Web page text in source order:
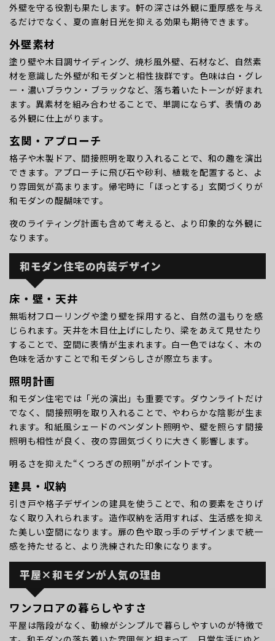
外壁を守る役割も果たします。軒の深さは外観に重厚感を与え
るだけでなく、夏の直射日光を抑える効果も期待できます。
外壁素材
塗り壁や木目調サイディング、焼杉風外壁、石材など、自然素
材を意識した外壁が和モダンと相性抜群です。色味は白・グレ
ー・濃いブラウン・ブラックなど、落ち着いたトーンが好まれ
ます。異素材を組み合わせることで、単調にならず、表情のあ
る外観に仕上がります。
玄関・アプローチ
格子や木製ドア、間接照明を取り入れることで、和の趣を演出
できます。アプローチに飛び石や砂利、植栽を配置すると、よ
り雰囲気が高まります。帰宅時に「ほっとする」玄関づくりが
和モダンの醍醐味です。
夜のライティング計画も含めて考えると、より印象的な外観に
なります。
和モダン住宅の内装デザイン
床・壁・天井
無垢材フローリングや塗り壁を採用すると、自然の温もりを感
じられます。天井を木目仕上げにしたり、梁をあえて見せたり
することで、空間に表情が生まれます。白一色ではなく、木の
色味を活かすことで和モダンらしさが際立ちます。
照明計画
和モダン住宅では「光の演出」も重要です。ダウンライトだけ
でなく、間接照明を取り入れることで、やわらかな陰影が生ま
れます。和紙風シェードのペンダント照明や、壁を照らす間接
照明も相性が良く、夜の雰囲気づくりに大きく影響します。
明るさを抑えた“くつろぎの照明”がポイントです。
建具・収納
引き戸や格子デザインの建具を使うことで、和の要素をさりげ
なく取り入れられます。造作収納を活用すれば、生活感を抑え
た美しい空間になります。扉の色や取っ手のデザインまで統一
感を持たせると、より洗練された印象になります。
平屋×和モダンが人気の理由
ワンフロアの暮らしやすさ
平屋は階段がなく、動線がシンプルで暮らしやすいのが特徴で